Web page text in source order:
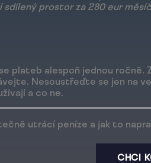
sdílený prostor za 280 eur
plateb alespoň jednou
Nesoustřeďte se jen na
a co ne.
utrácí peníze a jak to
CHCI